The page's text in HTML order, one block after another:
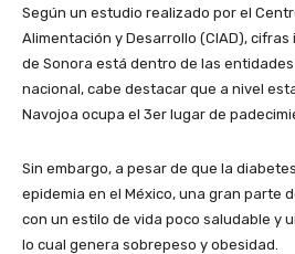
Según un estudio realizado por el
Alimentación y Desarrollo (CIAD),
de Sonora está dentro de las
nacional, cabe destacar que a nivel
Navojoa ocupa el 3er lugar de
Sin embargo, a pesar de que la
epidemia en el México, una gran parte
con un estilo de vida poco saludable y
lo cual genera sobrepeso y obesidad.